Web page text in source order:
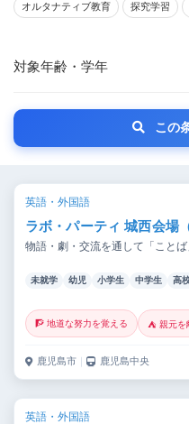
オルタナティブ教育 探究学習
対象年齢・学年
この
英語・外国語
ラボ・パーティ 城西会場
物語・劇・交流を通して「こと
未就学 幼児 小学生 中学生 高
🧗 地道な努力を覚える ⛺ 親元を
鹿児島市 ｜ 鹿児島中央
英語・外国語